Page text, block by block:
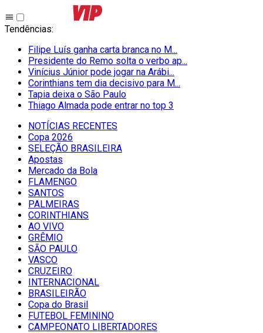
Tendências:
Filipe Luís ganha carta branca no M...
Presidente do Remo solta o verbo ap...
Vinícius Júnior pode jogar na Arábi...
Corinthians tem dia decisivo para M...
Tapia deixa o São Paulo
Thiago Almada pode entrar no top 3
NOTÍCIAS RECENTES
Copa 2026
SELEÇÃO BRASILEIRA
Apostas
Mercado da Bola
FLAMENGO
SANTOS
PALMEIRAS
CORINTHIANS
AO VIVO
GRÊMIO
SĀO PAULO
VASCO
CRUZEIRO
INTERNACIONAL
BRASILEIRÃO
Copa do Brasil
FUTEBOL FEMININO
CAMPEONATO LIBERTADORES